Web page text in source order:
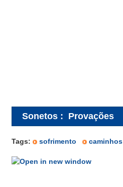
Sonetos : Provações
Tags: sofrimento caminhos